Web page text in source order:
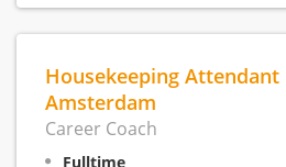
Housekeeping
Amsterdam
Career Coach
Fulltime